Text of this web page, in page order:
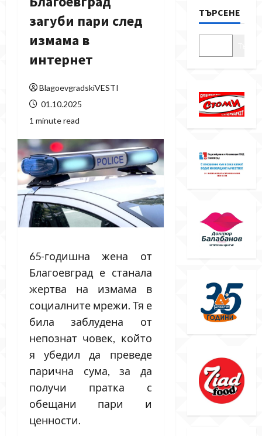
загуби пари след
измама в
интернет
BlagoevgradskiVESTI
01.10.2025
1 minute read
65-годишна жена от
Благоевград е станала
жертва на измама в
социалните мрежи. Тя е
била заблудена от
непознат човек, който
я убедил да преведе
парична сума, за да
получи пратка с
обещани пари и
ценности.
ТЪРСЕНЕ